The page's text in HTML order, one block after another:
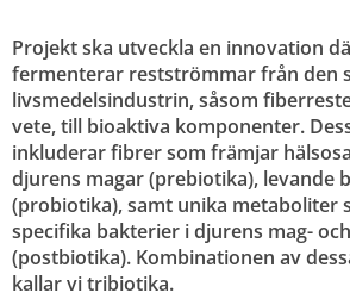
Projekt ska utveckla en innovation
fermenterar restströmmar från den
livsmedelsindustrin, såsom
vete, till bioaktiva komponenter.
inkluderar fibrer som främjar
djurens magar (prebiotika), levande
(probiotika), samt unika metaboliter
specifika bakterier i djurens mag-
(postbiotika). Kombinationen av
kallar vi tribiotika.